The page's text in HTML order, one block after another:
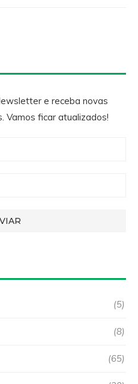
e receba novas
Vamos ficar atualizados!
(5)
(8)
(65)